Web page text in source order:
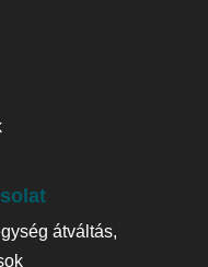
átváltás,